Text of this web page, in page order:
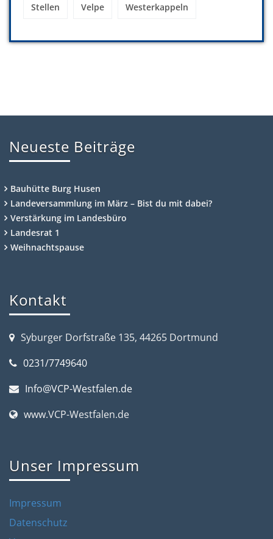
Stellen Velpe Westerkappeln
Neueste Beiträge
Bauhütte Burg Husen
Landeversammlung im März – Bist du mit dabei?
Verstärkung im Landesbüro
Landesrat 1
Weihnachtspause
Kontakt
Syburger Dorfstraße 135, 44265 Dortmund
0231/7749640
Info@VCP-Westfalen.de
www.VCP-Westfalen.de
Unser Impressum
Impressum
Datenschutz